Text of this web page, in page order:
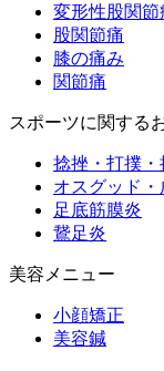
変形性股関節
股関節痛
膝の痛み
関節痛
スポーツに関する
捻挫・打撲
オスグッド・
足底筋膜炎
鵞足炎
美容メニュー
小顔矯正
美容鍼